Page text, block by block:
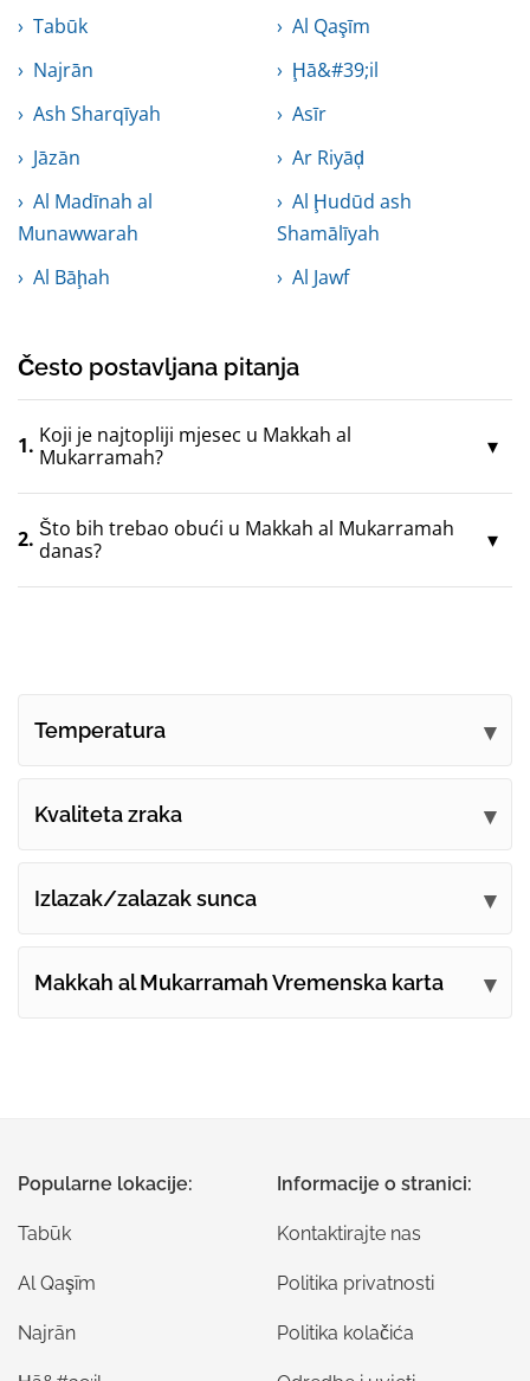
Tabūk
Al Qaşīm
Najrān
Ḩā&#39;il
Ash Sharqīyah
Asīr
Jāzān
Ar Riyāḑ
Al Madīnah al
Munawwarah
Al Ḩudūd ash
Shamālīyah
Al Bāḩah
Al Jawf
Često postavljana pitanja
1. Koji je najtopliji mjesec u Makkah al
Mukarramah?
2. Što bih trebao obući u Makkah al Mukarramah
danas?
Temperatura
Kvaliteta zraka
Izlazak/zalazak sunca
Makkah al Mukarramah Vremenska karta
Popularne lokacije:
Tabūk
Al Qaşīm
Najrān
Informacije o stranici:
Kontaktirajte nas
Politika privatnosti
Politika kolačića